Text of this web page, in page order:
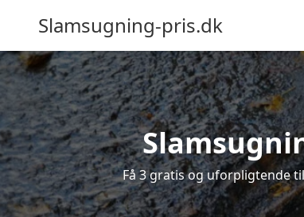
Slamsugning-pris.dk
Få 3 gratis og uforpligtende